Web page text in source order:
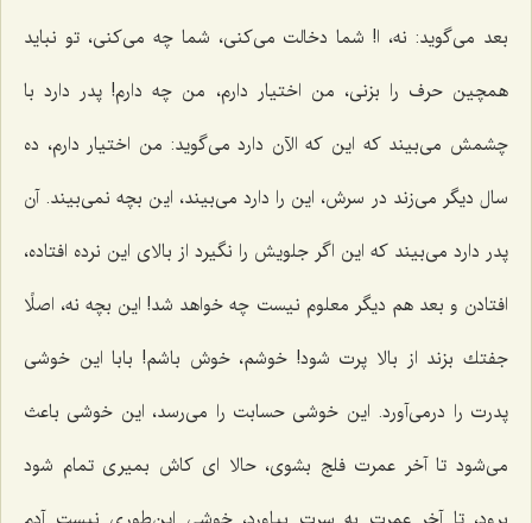
بعد می‌گوید: نه، ا! شما دخالت می‌كنی، شما چه می‌كنی، تو نباید
همچین حرف را بزنی، من اختیار دارم، من چه دارم! پدر دارد با
چشمش می‌بیند كه این كه الآن دارد می‌گوید: من اختیار دارم، ده
سال دیگر می‌زند در سرش، این را دارد می‌بیند، این بچه نمی‌بیند. آن
پدر دارد می‌بیند كه این اگر جلویش را نگیرد از بالای این نرده افتاده،
افتادن و بعد هم دیگر معلوم نیست چه خواهد شد! این بچه نه، اصلًا
جفتك بزند از بالا پرت شود! خوشم، خوش باشم! بابا این خوشی
پدرت را درمی‌آورد. این خوشی حسابت را می‌رسد، این خوشی باعث
می‌شود تا آخر عمرت فلج بشوی، حالا ای كاش بمیری تمام شود